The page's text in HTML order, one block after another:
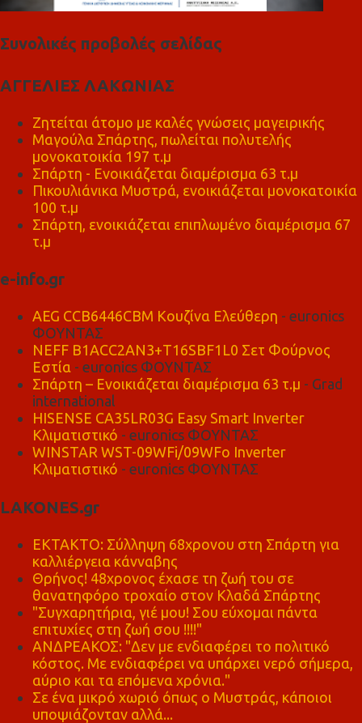
Συνολικές προβολές σελίδας
ΑΓΓΕΛΙΕΣ ΛΑΚΩΝΙΑΣ
Ζητείται άτομο με καλές γνώσεις μαγειρικής
Μαγούλα Σπάρτης, πωλείται πολυτελής
μονοκατοικία 197 τ.μ
Σπάρτη - Ενοικιάζεται διαμέρισμα 63 τ.μ
Πικουλιάνικα Μυστρά, ενοικιάζεται μονοκατοικία
100 τ.μ
Σπάρτη, ενοικιάζεται επιπλωμένο διαμέρισμα 67
τ.μ
e-info.gr
AEG CCB6446CBM Κουζίνα Ελεύθερη - euronics
ΦΟΥΝΤΑΣ
NEFF B1ACC2AN3+T16SBF1L0 Σετ Φούρνος
Εστία - euronics ΦΟΥΝΤΑΣ
Σπάρτη – Ενοικιάζεται διαμέρισμα 63 τ.μ - Grad
international
HISENSE CA35LR03G Easy Smart Inverter
Κλιματιστικό - euronics ΦΟΥΝΤΑΣ
WINSTAR WST-09WFi/09WFo Inverter
Κλιματιστικό - euronics ΦΟΥΝΤΑΣ
LAKONES.gr
ΕΚΤΑΚΤΟ: Σύλληψη 68χρονου στη Σπάρτη για
καλλιέργεια κάνναβης
Θρήνος! 48χρονος έχασε τη ζωή του σε
θανατηφόρο τροχαίο στον Κλαδά Σπάρτης
"Συγχαρητήρια, γιέ μου! Σου εύχομαι πάντα
επιτυχίες στη ζωή σου !!!!"
ΑΝΔΡΕΑΚΟΣ: "Δεν με ενδιαφέρει το πολιτικό
κόστος. Με ενδιαφέρει να υπάρχει νερό σήμερα,
αύριο και τα επόμενα χρόνια."
Σε ένα μικρό χωριό όπως ο Μυστράς, κάποιοι
υποψιάζονταν αλλά...